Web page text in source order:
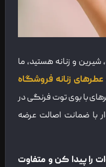
شیرین و زنانه هستید، ما
عطرهای زنانه فروشگاه
با بوی توت فرنگی در
با ضمانت اصالت عرضه
را پیدا کن و متفاوت